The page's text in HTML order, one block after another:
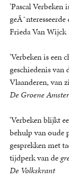
'Pascal Verbeken
Frieda Van Wijck
'Verbeken is een
geschiedenis
Vlaanderen, van
De Groene
'Verbeken blijkt
behulp van oude
gesprekken met
tijdperk van de
De Volkskrant